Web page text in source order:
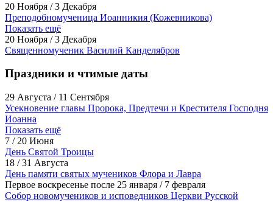
20 Ноября / 3 Декабря
Преподобномученица Иоанникия (Кожевникова)
Показать ещё
20 Ноября / 3 Декабря
Священномученик Василий Канделябров
Праздники и чтимые даты
29 Августа / 11 Сентября
Усекновение главы Пророка, Предтечи и Крестителя Господня
Иоанна
Показать ещё
7 / 20 Июня
День Святой Троицы
18 / 31 Августа
День памяти святых мучеников Флора и Лавра
Первое воскресенье после 25 января / 7 февраля
Собор новомучеников и исповедников Церкви Русской